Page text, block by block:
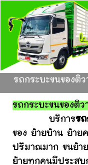
รถกระบะขนของติ
รถกระบะขนของติ
บริการรถ
ของ ย้ายบ้าน ย้าย
ปริมาณมาก ขนย้า
ย้ายทุกคนมีประสบ